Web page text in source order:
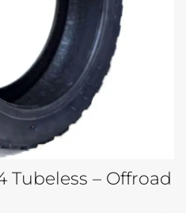
Tubeless – Offroad